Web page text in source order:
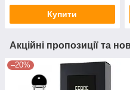
Купити
Акційні пропозиції та
–20%